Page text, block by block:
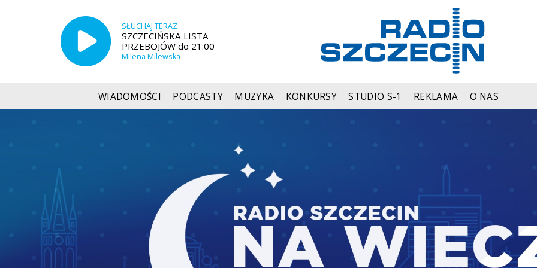
SŁUCHAJ TERAZ
SZCZECIŃSKA LISTA
PRZEBOJÓW do 21:00
Milena Milewska
WIADOMOŚCI PODCASTY MUZYKA KONKURSY STUDIO S-1 REKLAMA O NAS